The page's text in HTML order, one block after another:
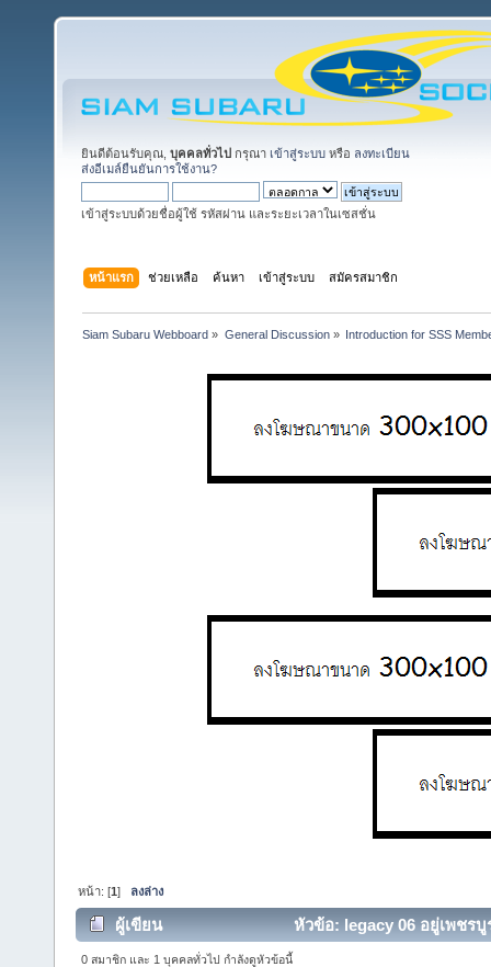
ยินดีต้อนรับคุณ, บุคคลทั่วไป กรุณา เข้าสู่ระบบ หรือ ลงทะเบียน
ส่งอีเมล์ยืนยันการใช้งาน?
เข้าสู่ระบบด้วยชื่อผู้ใช้ รหัสผ่าน และระยะเวลาในเซสชั่น
หน้าแรก ช่วยเหลือ ค้นหา เข้าสู่ระบบ สมัครสมาชิก
Siam Subaru Webboard » General Discussion» Introduction for SSS
หน้า: [1] ลงล่าง
ผู้เขียน หัวข้อ: legacy 06 อยู่เพชร
0 สมาชิก และ 1 บุคคลทั่วไป กำลังดูหัวข้อนี้